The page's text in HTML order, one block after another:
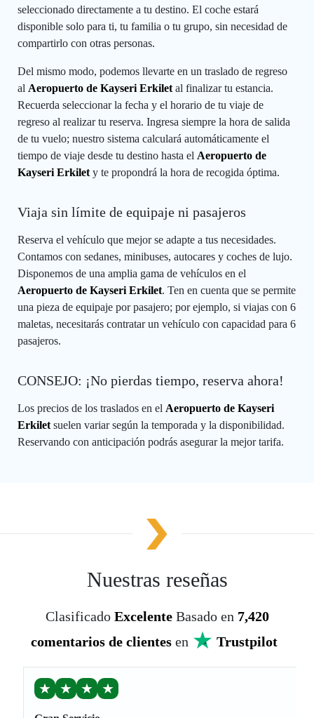
seleccionado directamente a tu destino. El coche estará
disponible solo para ti, tu familia o tu grupo, sin necesidad de
compartirlo con otras personas.
Del mismo modo, podemos llevarte en un traslado de regreso
al Aeropuerto de Kayseri Erkilet al finalizar tu estancia.
Recuerda seleccionar la fecha y el horario de tu viaje de
regreso al realizar tu reserva. Ingresa siempre la hora de salida
de tu vuelo; nuestro sistema calculará automáticamente el
tiempo de viaje desde tu destino hasta el Aeropuerto de
Kayseri Erkilet y te propondrá la hora de recogida óptima.
Viaja sin límite de equipaje ni pasajeros
Reserva el vehículo que mejor se adapte a tus necesidades.
Contamos con sedanes, minibuses, autocares y coches de lujo.
Disponemos de una amplia gama de vehículos en el
Aeropuerto de Kayseri Erkilet. Ten en cuenta que se permite
una pieza de equipaje por pasajero; por ejemplo, si viajas con 6
maletas, necesitarás contratar un vehículo con capacidad para 6
pasajeros.
CONSEJO: ¡No pierdas tiempo, reserva ahora!
Los precios de los traslados en el Aeropuerto de Kayseri
Erkilet suelen variar según la temporada y la disponibilidad.
Reservando con anticipación podrás asegurar la mejor tarifa.
Nuestras reseñas
Clasificado Excelente Basado en 7,420
comentarios de clientes en Trustpilot
★ ★ ★ ★